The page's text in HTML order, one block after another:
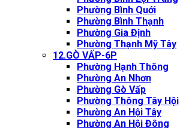
Phường Bình Quới
Phường Bình Thạnh
Phường Gia Định
Phường Thạnh Mỹ Tây
12.GÒ VẤP-6P
Phường Hạnh Thông
Phường An Nhơn
Phường Gò Vấp
Phường Thông Tây Hội
Phường An Hội Tây
Phường An Hội Đông